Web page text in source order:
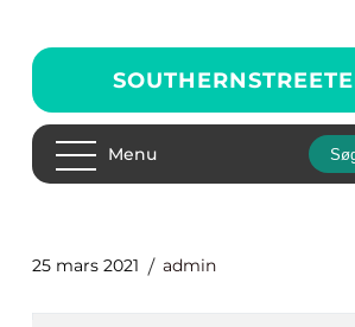
Menu
25 mars 2021 admin